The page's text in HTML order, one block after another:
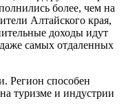
более, чем на
Алтайского края,
доходы идут
самых отдаленных
Регион способен
туризме и индустрии